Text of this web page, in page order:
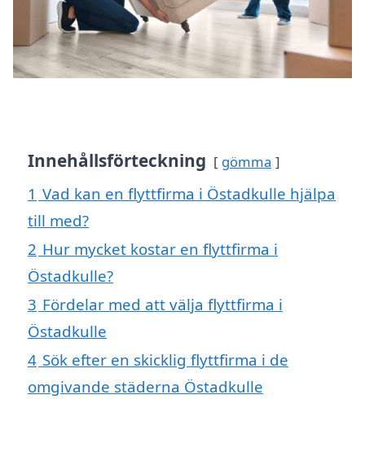
Innehållsförteckning gömma
1 Vad kan en flyttfirma i Östadkulle hjälpa
till med?
2 Hur mycket kostar en flyttfirma i
Östadkulle?
3 Fördelar med att välja flyttfirma i
Östadkulle
4 Sök efter en skicklig flyttfirma i de
omgivande städerna Östadkulle